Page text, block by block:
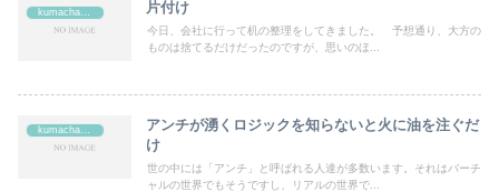
kumachan's 片付け
今日、会社に行って机の整理をしてきました。 予想通り、大方の
ものは捨てるだけだったのですが、思いのほ...
kumachan's
アンチが湧くロジックを知らないと火に油を注ぐだ
け
世の中には「アンチ」と呼ばれる人達が多数います。それはバーチ
ャルの世界でもそうですし、リアルの世界で...